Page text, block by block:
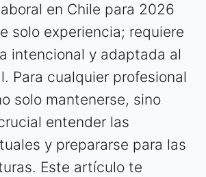
en Chile para 2026
solo experiencia; requiere
intencional y adaptada al
Para cualquier profesional
solo mantenerse, sino
entender las
y prepararse para las
Este artículo te